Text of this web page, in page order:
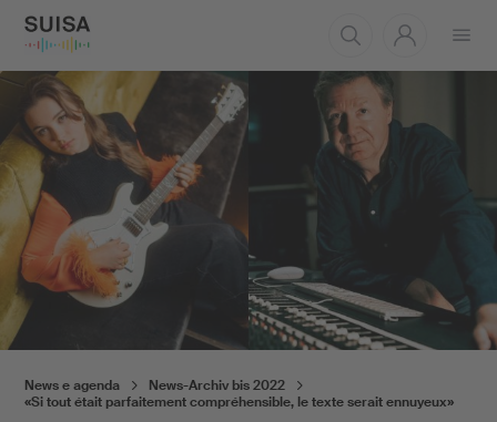
News e agenda
News-Archiv bis 2022
«Si tout était parfaitement compréhensible, le texte serait ennuyeux»